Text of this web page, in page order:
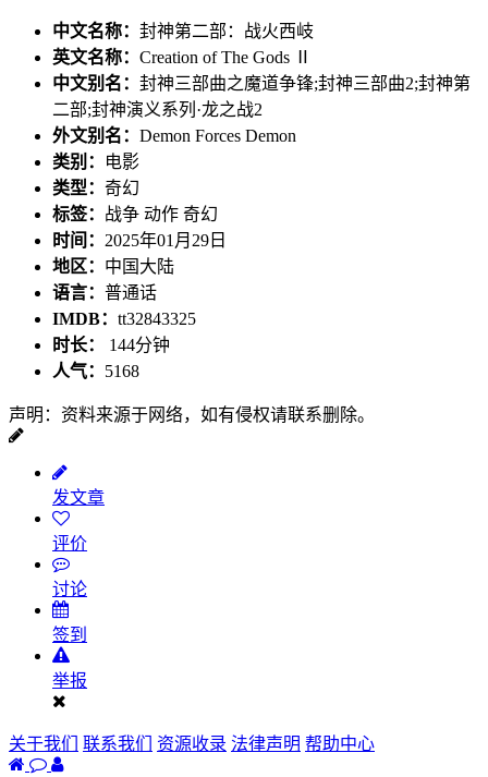
中文名称： 封神第二部：战火西岐
英文名称： Creation of The Gods Ⅱ
中文别名： 封神三部曲之魔道争锋;封神三部曲2;封神第
二部;封神演义系列·龙之战2
外文别名： Demon Forces Demon
类别：
电影
类型： 奇幻
标签： 战争 动作 奇幻
时间： 2025年01月29日
地区： 中国大陆
语言： 普通话
IMDB： tt32843325
时长： 144分钟
人气： 5168
声明：资料来源于网络，如有侵权请联系删除。
发文章
评价
讨论
签到
举报
关于我们 联系我们 资源收录 法律声明 帮助中心